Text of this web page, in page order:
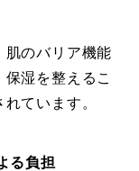
肌のバリア機能
湿を整えるこ
ています。
る負担